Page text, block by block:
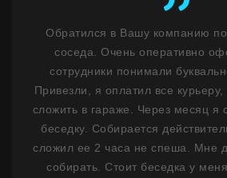
Обратился в Вашу компанию
соседа. Очень оперативно
сотрудники понимали
Привезли, я оплатил все курьеру,
сложить в гараже. Через месяц я
беседку. Собирается
сложил ее 2 часа не спеша. Мне
собирать. Стоит беседка у